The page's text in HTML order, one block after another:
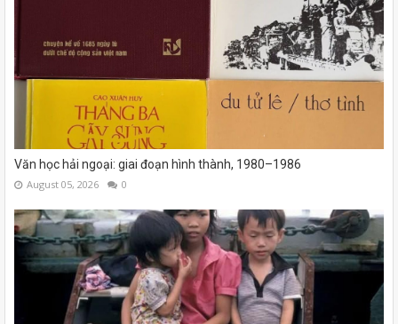
Văn học hải ngoại: giai đoạn hình thành, 1980–1986
August 05, 2026 0